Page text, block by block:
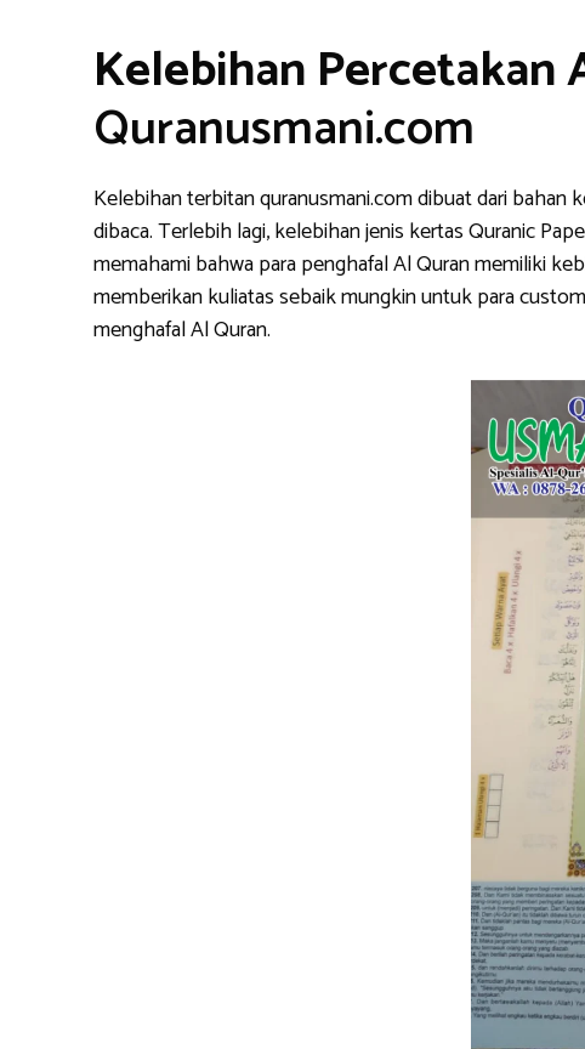
Kelebihan Percetakan
Quranusmani.com
Kelebihan terbitan quranusmani.com dibuat dari bahan
dibaca. Terlebih lagi, kelebihan jenis kertas Quranic
memahami bahwa para penghafal Al Quran memiliki
memberikan kuliatas sebaik mungkin untuk para
menghafal Al Quran.